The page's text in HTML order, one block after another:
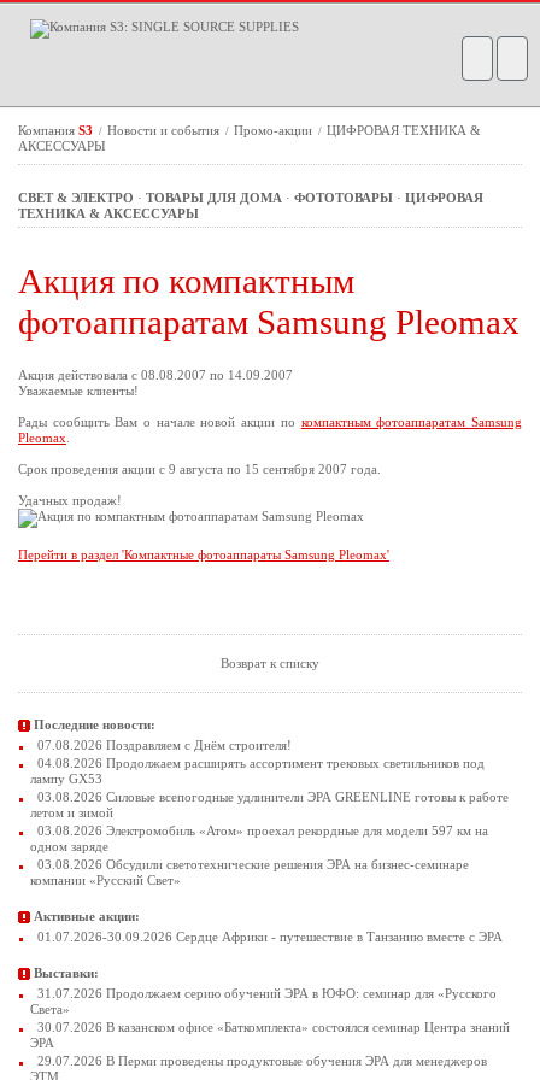
Компания S3 / Новости и события / Промо-акции / ЦИФРОВАЯ ТЕХНИКА &
АКСЕССУАРЫ
СВЕТ & ЭЛЕКТРО · ТОВАРЫ ДЛЯ ДОМА · ФОТОТОВАРЫ · ЦИФРОВАЯ
ТЕХНИКА & АКСЕССУАРЫ
Акция по компактным
фотоаппаратам Samsung Pleomax
Акция действовала с 08.08.2007 по 14.09.2007
Уважаемые клиенты!
Рады сообщить Вам о начале новой акции по компактным фотоаппаратам Samsung
Pleomax
Срок проведения акции с 9 августа по 15 сентября 2007 года.
Удачных продаж!
Перейти в раздел 'Компактные фотоаппараты Samsung Pleomax'
Возврат к списку
Последние новости:
07.08.2026 Поздравляем с Днём строителя!
04.08.2026 Продолжаем расширять ассортимент трековых светильников под
лампу GX53
03.08.2026 Силовые всепогодные удлинители ЭРА GREENLINE готовы к работе
летом и зимой
03.08.2026 Электромобиль «Атом» проехал рекордные для модели 597 км на
одном заряде
03.08.2026 Обсудили светотехнические решения ЭРА на бизнес-семинаре
компании «Русский Свет»
Активные акции:
01.07.2026-30.09.2026 Сердце Африки - путешествие в Танзанию вместе с ЭРА
Выставки:
31.07.2026 Продолжаем серию обучений ЭРА в ЮФО: семинар для «Русского
Света»
30.07.2026 В казанском офисе «Баткомплекта» состоялся семинар Центра знаний
ЭРА
29.07.2026 В Перми проведены продуктовые обучения ЭРА для менеджеров
ЭТМ